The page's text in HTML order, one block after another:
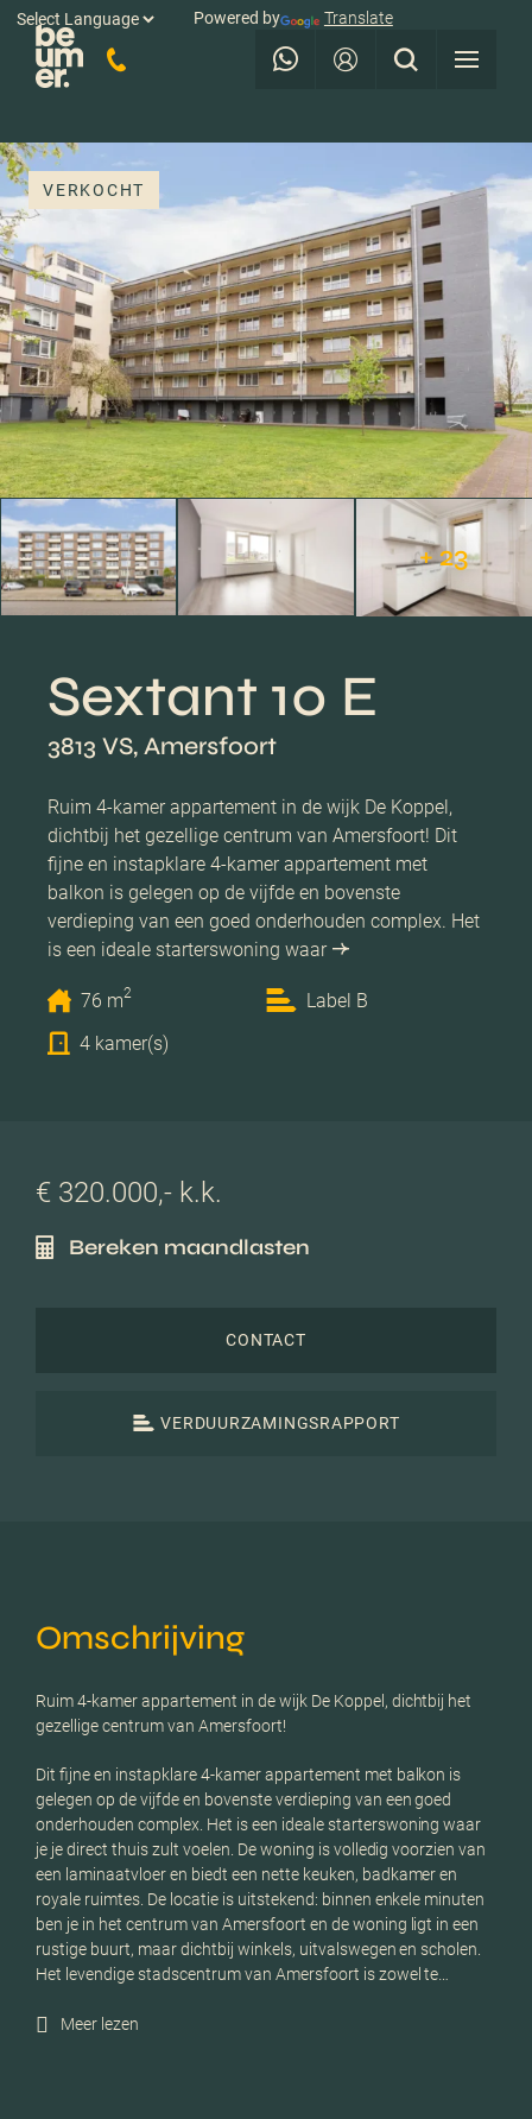
Powered by Translate
VERKOCHT
+ 23
Sextant 10 E
3813 VS, Amersfoort
Ruim 4-kamer appartement in de wijk De Koppel,
dichtbij het gezellige centrum van Amersfoort! Dit
fijne en instapklare 4-kamer appartement met
balkon is gelegen op de vijfde en bovenste
verdieping van een goed onderhouden complex. Het
is een ideale starterswoning waar
76 m2
Label B
4 kamer(s)
€ 320.000,- k.k.
Bereken maandlasten
CONTACT
VERDUURZAMINGSRAPPORT
Omschrijving
Ruim 4-kamer appartement in de wijk De Koppel, dichtbij het
gezellige centrum van Amersfoort!
Dit fijne en instapklare 4-kamer appartement met balkon is
gelegen op de vijfde en bovenste verdieping van een goed
onderhouden complex. Het is een ideale starterswoning waar
je je direct thuis zult voelen. De woning is volledig voorzien van
een laminaatvloer en biedt een nette keuken, badkamer en
royale ruimtes. De locatie is uitstekend: binnen enkele minuten
ben je in het centrum van Amersfoort en de woning ligt in een
rustige buurt, maar dichtbij winkels, uitvalswegen en scholen.
Het levendige stadscentrum van Amersfoort is zowel te…
Meer lezen